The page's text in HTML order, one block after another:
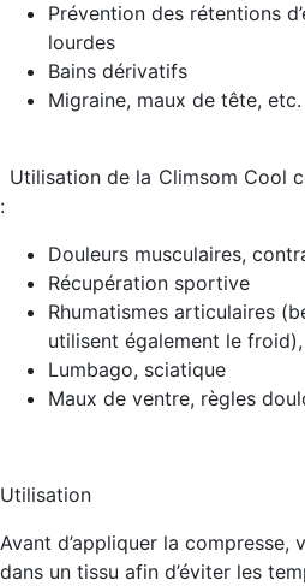
Prévention des rétentions
lourdes
Bains dérivatifs
Migraine, maux de tête, etc.
Utilisation de la Climsom Cool
:
Douleurs musculaires,
Récupération sportive
Rhumatismes articulaires
utilisent également le
Lumbago, sciatique
Maux de ventre, règles
Utilisation
Avant d’appliquer la compresse,
dans un tissu afin d’éviter les